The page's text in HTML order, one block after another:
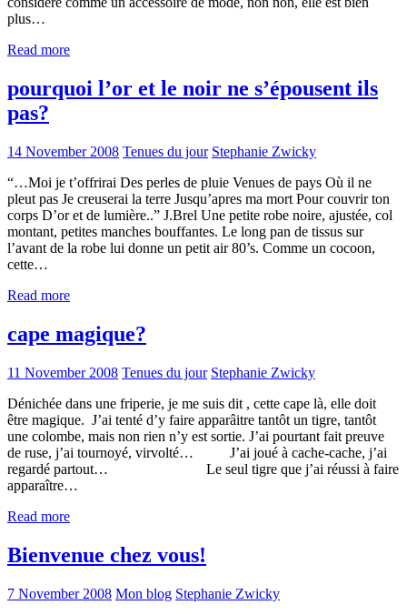
plus…
Read more
pourquoi l’or et le noir ne s’épousent ils
pas?
14 November 2008 Tenues du jour Stephanie Zwicky
“…Moi je t’offrirai Des perles de pluie Venues de pays Où il ne
pleut pas Je creuserai la terre Jusqu’apres ma mort Pour couvrir ton
corps D’or et de lumière..” J.Brel Une petite robe noire, ajustée, col
montant, petites manches bouffantes. Le long pan de tissus sur
l’avant de la robe lui donne un petit air 80’s. Comme un cocoon,
cette…
Read more
cape magique?
11 November 2008 Tenues du jour Stephanie Zwicky
Dénichée dans une friperie, je me suis dit , cette cape là, elle doit
être magique. J’ai tenté d’y faire apparâitre tantôt un tigre, tantôt
une colombe, mais non rien n’y est sortie. J’ai pourtant fait preuve
de ruse, j’ai tournoyé, virvolté… J’ai joué à cache-cache, j’ai
regardé partout… Le seul tigre que j’ai réussi à faire
apparaître…
Read more
Bienvenue chez vous!
7 November 2008 Mon blog Stephanie Zwicky